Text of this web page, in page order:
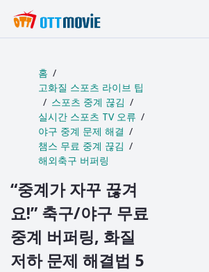
홈
고화질 스포츠 라이브 팁
스포츠 중계 끊김
실시간 스포츠 TV 오류
야구 중계 문제 해결
챔스 무료 중계 끊김
해외축구 버퍼링
“중계가 자꾸 끊겨
요!” 축구/야구 무료
중계 버퍼링, 화질
저하 문제 해결법 5